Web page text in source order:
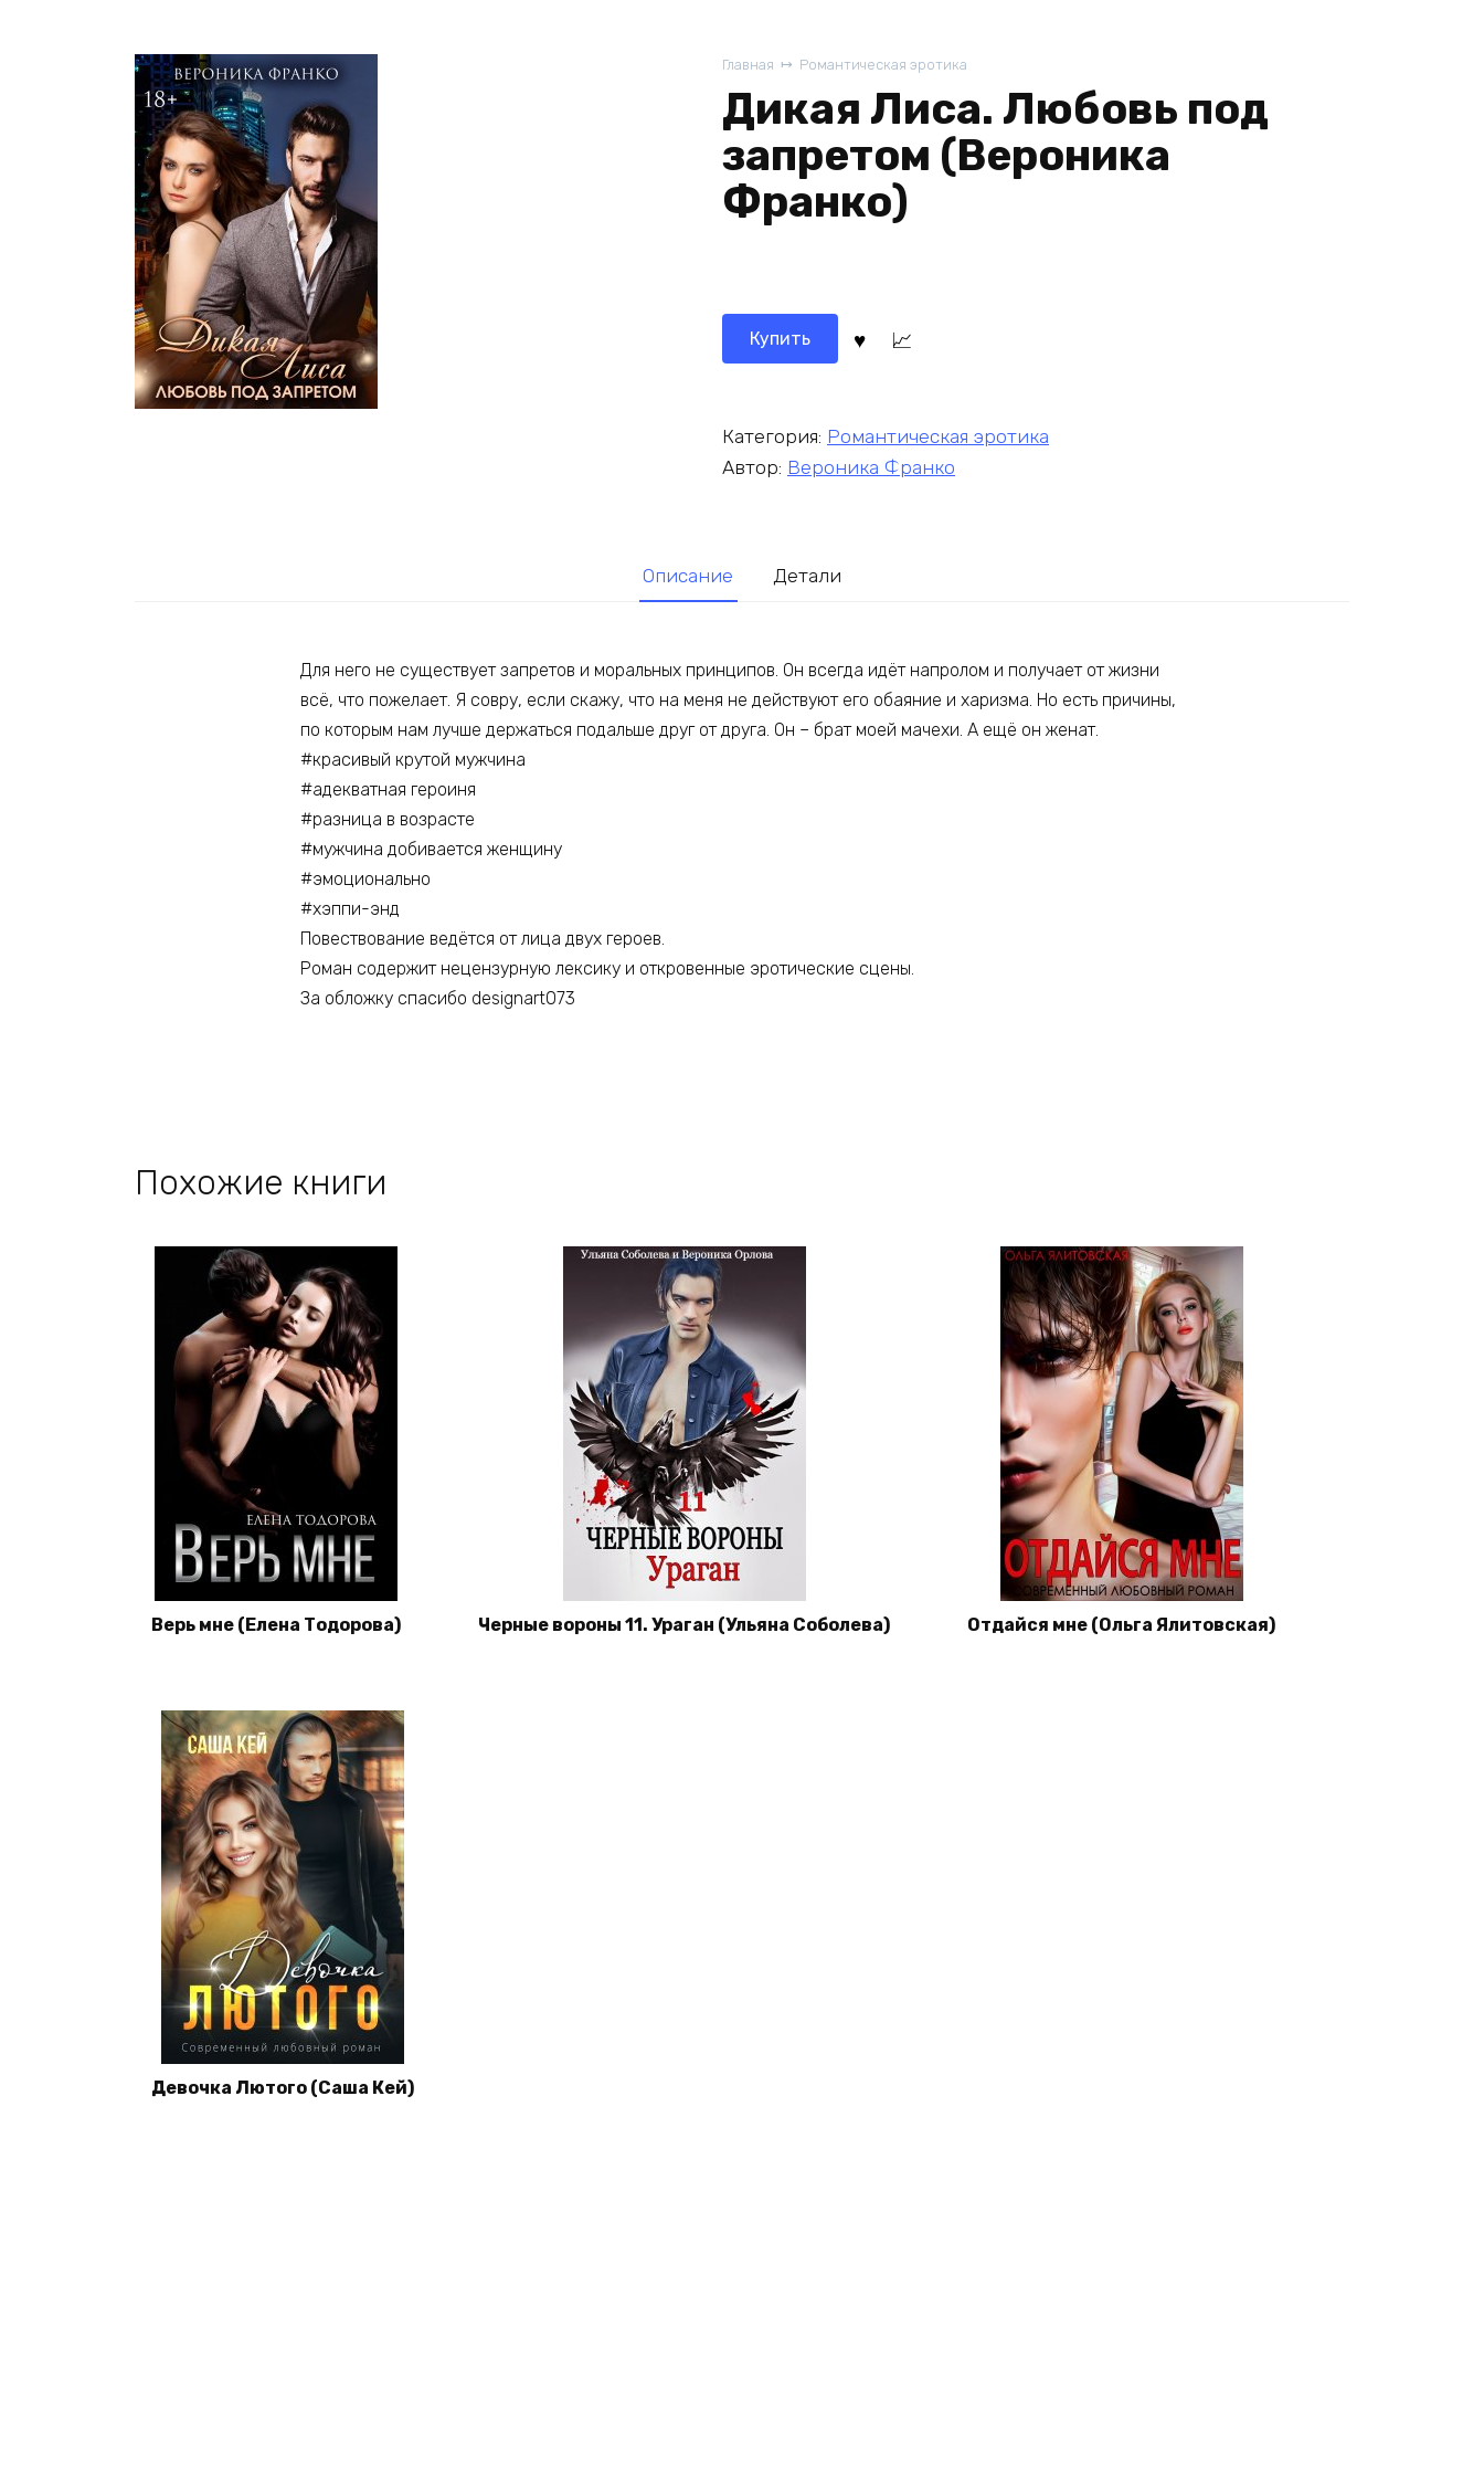
Главная Романтическая эротика
Дикая Лиса. Любовь под
запретом (Вероника
Франко)
Купить
Категория: Романтическая эротика
Автор: Вероника Франко
Описание Детали
Для него не существует запретов и моральных принципов. Он всегда идёт напролом и получает от жизни
всё, что пожелает. Я совру, если скажу, что на меня не действуют его обаяние и харизма. Но есть причины,
по которым нам лучше держаться подальше друг от друга. Он – брат моей мачехи. А ещё он женат.
#красивый крутой мужчина
#адекватная героиня
#разница в возрасте
#мужчина добивается женщину
#эмоционально
#хэппи-энд
Повествование ведётся от лица двух героев.
Роман содержит нецензурную лексику и откровенные эротические сцены.
За обложку спасибо designart073
Похожие книги
Верь мне (Елена Тодорова) Черные вороны 11. Ураган (Ульяна Соболева) Отдайся мне (Ольга Ялитовская)
Девочка Лютого (Саша Кей)